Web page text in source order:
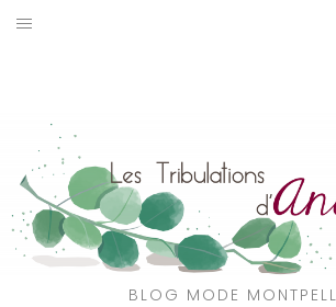
Aller
BLOG MODE
CATÉGORIES
VOYAGE
MON DRESSING